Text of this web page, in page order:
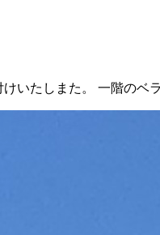
いたしまた。 一階のベ